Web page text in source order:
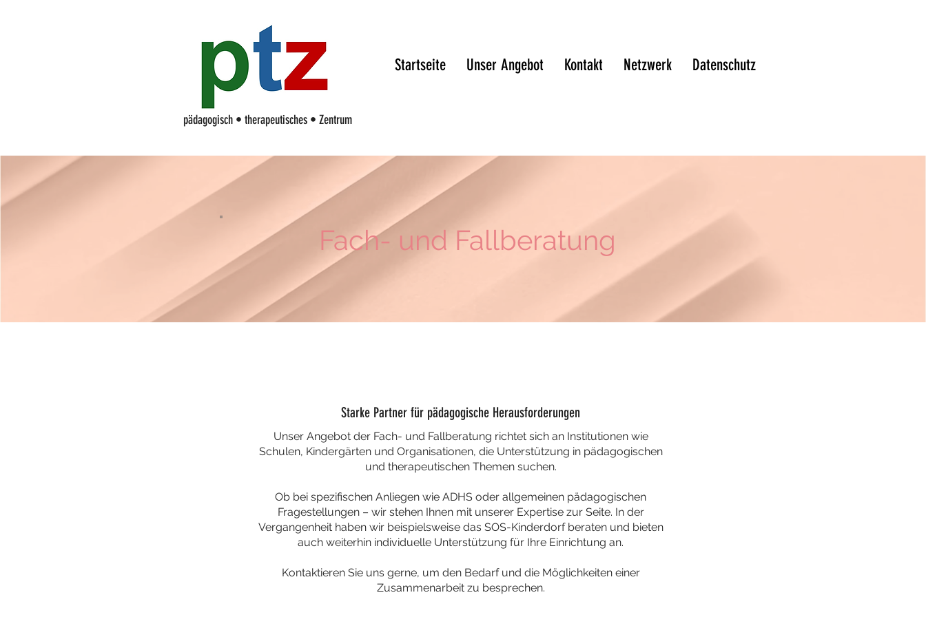
Startseite Unser Angebot Kontakt Netzwerk Datenschutz
pädagogisch • therapeutisches • Zentrum
Fach- und Fallberatung
Starke Partner für pädagogische Herausforderungen
Unser Angebot der Fach- und Fallberatung richtet sich an Institutionen wie
Schulen, Kindergärten und Organisationen, die Unterstützung in pädagogischen
und therapeutischen Themen suchen.
Ob bei spezifischen Anliegen wie ADHS oder allgemeinen pädagogischen
Fragestellungen – wir stehen Ihnen mit unserer Expertise zur Seite. In der
Vergangenheit haben wir beispielsweise das SOS-Kinderdorf beraten und bieten
auch weiterhin individuelle Unterstützung für Ihre Einrichtung an.
Kontaktieren Sie uns gerne, um den Bedarf und die Möglichkeiten einer
Zusammenarbeit zu besprechen.